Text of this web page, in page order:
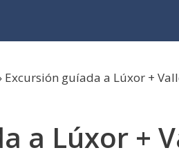
Excursión guíada a Lúxor +
a Lúxor +